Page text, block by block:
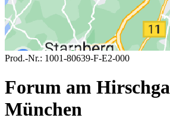
Prod.-Nr.: 1001-80639-F-E2-000
Forum am
München